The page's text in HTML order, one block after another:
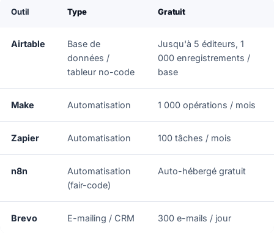
Outil Type Gratuit
Airtable
Base de
données /
tableur no-code
Jusqu'à 5 éditeurs, 1
000 enregistrements /
base
Make Automatisation 1 000 opérations / mois
Zapier Automatisation 100 tâches / mois
n8n
Automatisation
(fair-code)
Auto-hébergé gratuit
Brevo E-mailing / CRM 300 e-mails / jour